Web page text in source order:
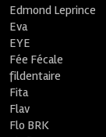
Edmond Leprince
Eva
EYE
Fée Fécale
fildentaire
Fita
Flav
Flo BRK